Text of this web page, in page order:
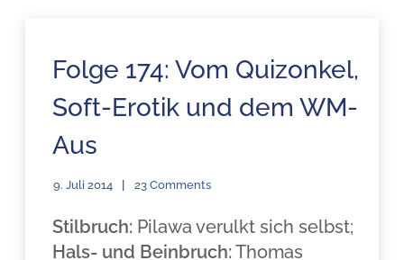
Folge 174: Vom Quizonkel,
Soft-Erotik und dem WM-
Aus
9. Juli 2014 23 Comments
Stilbruch: Pilawa verulkt sich selbst;
Hals- und Beinbruch: Thomas